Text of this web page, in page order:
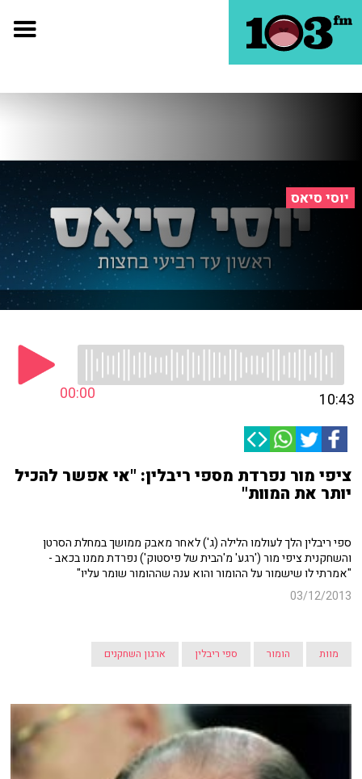
יוסי סיאס
00:00 10:43
ציפי מור נפרדת מספי ריבלין: "אי אפשר להכיל
יותר את המוות"
ספי ריבלין הלך לעולמו הלילה (ג') לאחר מאבק ממושך במחלת הסרטן
והשחקנית ציפי מור ('רגע' מ'הבית של פיסטוק') נפרדת ממנו בכאב -
"אמרתי לו שישמור על ההומור והוא ענה שההומור שומר עליו"
03/12/2013
מוות הומור ספי ריבלין ארגון השחקנים